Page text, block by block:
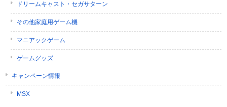
ドリームキャスト・セガサターン
その他家庭用ゲーム機
マニアックゲーム
ゲームグッズ
キャンペーン情報
MSX